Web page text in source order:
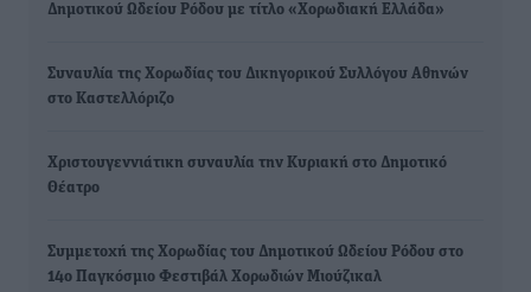
Δημοτικού Ωδείου Ρόδου με τίτλο «Χορωδιακή Ελλάδα»
Συναυλία της Χορωδίας του Δικηγορικού Συλλόγου Αθηνών
στο Καστελλόριζο
Χριστουγεννιάτικη συναυλία την Κυριακή στο Δημοτικό
Θέατρο
Συμμετοχή της Χορωδίας του Δημοτικού Ωδείου Ρόδου στο
14ο Παγκόσμιο Φεστιβάλ Χορωδιών Μιούζικαλ